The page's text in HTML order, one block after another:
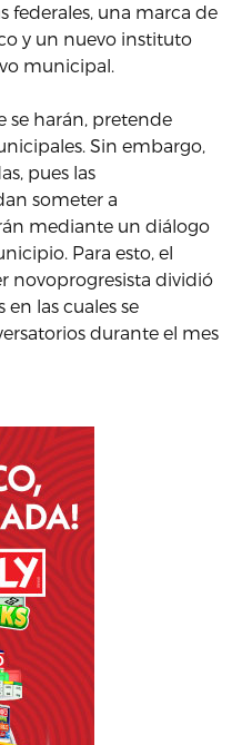
federales, una marca de
y un nuevo instituto
municipal.
se harán, pretende
Sin embargo,
pues las
someter a
mediante un diálogo
Para esto, el
novoprogresista dividió
las cuales se
durante el mes